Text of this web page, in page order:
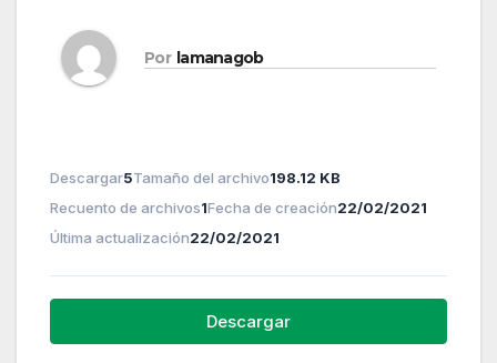
Por lamanagob
Descargar5Tamaño del archivo198.12 KB
Recuento de archivos1Fecha de creación22/02/2021
Última actualización22/02/2021
Descargar